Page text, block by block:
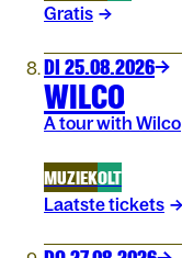
Gratis
DI 25.08.2026
WILCO
A tour with Wilco
MUZIEKOLT
Laatste tickets